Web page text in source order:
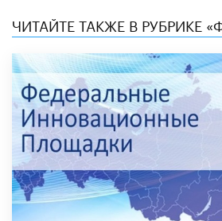
ЧИТАЙТЕ ТАКЖЕ В РУБРИКЕ